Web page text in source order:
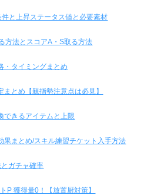
と上昇ステータス値と必要素材
方法とスコアA・S取る方法
・タイミングまとめ
とめ【親指勢注意点は必見】
できるアイテムと上限
果まとめ/スキル練習チケット入手方法
ガチャ確率
P 獲得量0！【放置厨対策】